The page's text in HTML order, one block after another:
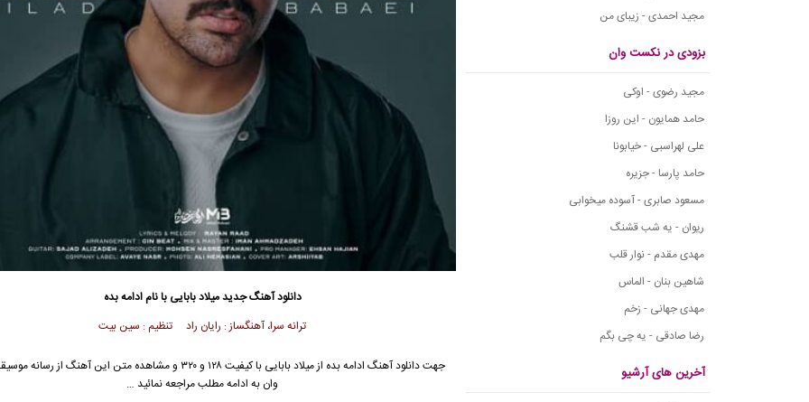
مجید احمدی - زیبای من
بزودی در نکست وان
مجید رضوی - اوکی
حامد همایون - این روزا
علی لهراسبی - خیابونا
حامد پارسا - جزیره
مسعود صابری - آسوده میخوابی
ریوان - یه شب قشنگ
مهدی مقدم - نوار قلب
شاهین بنان - الماس
مهدی جهانی - زخم
رضا صادقی - یه چی بگم
آخرین های آرشیو
دانلود آهنگ جدیدمیلاد بابایی با نام ادامه بده
ترانه سرا، آهنگساز : رایان راد تنظیم : سین بیت
جهت دانلود آهنگ ادامه بده ازمیلاد بابایی
با کیفیت ۱۲۸ و ۳۲۰ و مشاهده متن این آهنگ از
وان به ادامه مطلب مراجعه نمائید …